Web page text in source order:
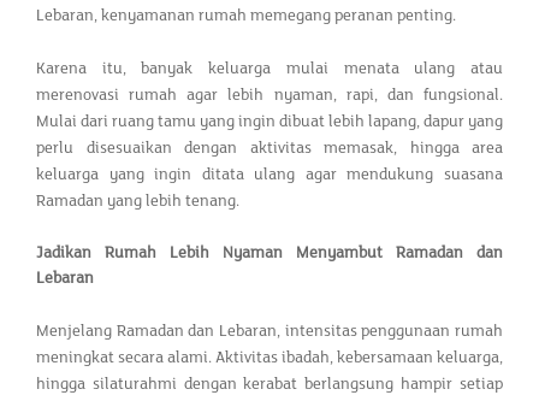
Lebaran, kenyamanan rumah memegang peranan penting.
Karena itu, banyak keluarga mulai menata ulang atau
merenovasi rumah agar lebih nyaman, rapi, dan fungsional.
Mulai dari ruang tamu yang ingin dibuat lebih lapang, dapur yang
perlu disesuaikan dengan aktivitas memasak, hingga area
keluarga yang ingin ditata ulang agar mendukung suasana
Ramadan yang lebih tenang.
Jadikan Rumah Lebih Nyaman Menyambut Ramadan dan
Lebaran
Menjelang Ramadan dan Lebaran, intensitas penggunaan rumah
meningkat secara alami. Aktivitas ibadah, kebersamaan keluarga,
hingga silaturahmi dengan kerabat berlangsung hampir setiap